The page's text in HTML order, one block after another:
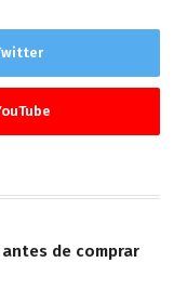
de comprar